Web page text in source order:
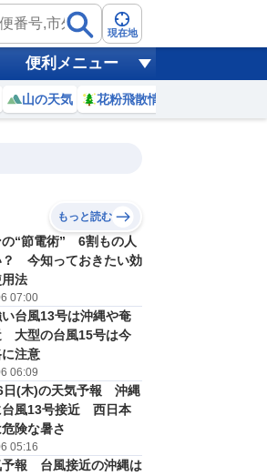
現在地
便利メニュー
山の天気 花粉飛散情報
20
(木)
E
33℃
22℃
30%
予報の
信頼度
B
C
D
もっと読む
の“節電術” 6割もの人
？ 今知っておきたい効
法
07:00
台風13号は沖縄や奄
大型の台風15号は今
注意
06:09
日(木)の天気予報 沖縄
台風13号接近 西日本
険な暑さ
05:16
予報 台風接近の沖縄は